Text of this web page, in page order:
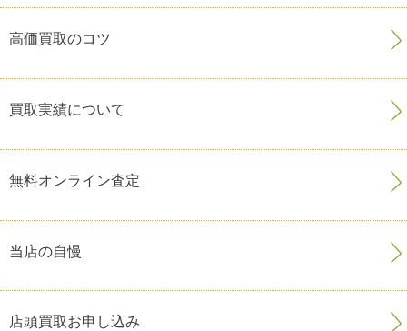
高価買取のコツ
買取実績について
無料オンライン査定
当店の自慢
店頭買取お申し込み